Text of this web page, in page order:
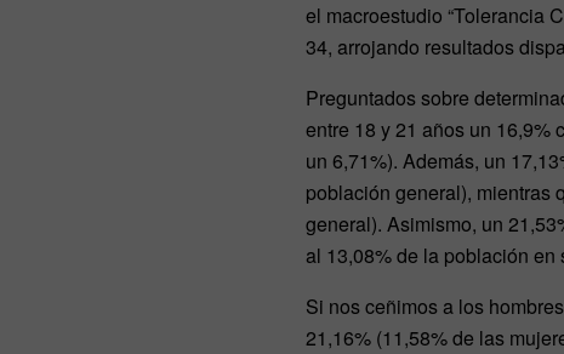
el macroestudio “Tolerancia
34, arrojando resultados
Preguntados sobre
entre 18 y 21 años un 16,9%
un 6,71%). Además, un
población general), mientras
general). Asimismo, un
al 13,08% de la población en
Si nos ceñimos a los
21,16% (11,58% de las